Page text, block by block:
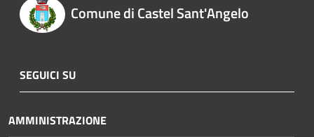
Comune di Castel Sant'Angelo
SEGUICI SU
AMMINISTRAZIONE